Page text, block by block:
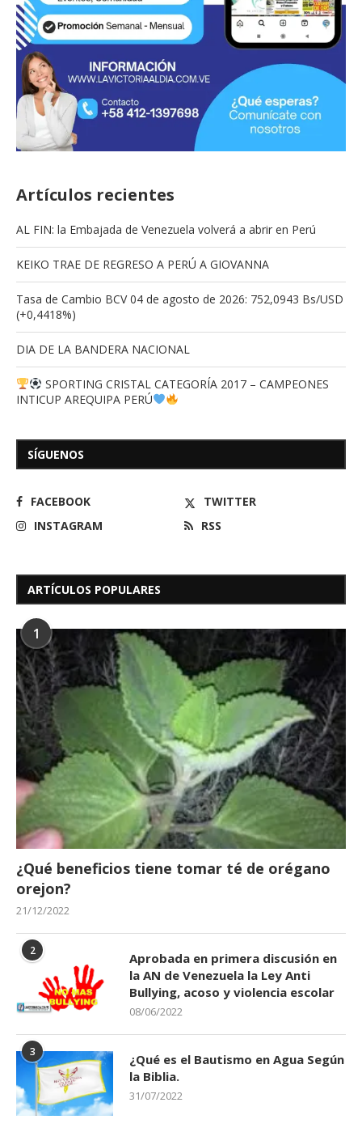
Artículos recientes
AL FIN: la Embajada de Venezuela volverá a abrir en Perú
KEIKO TRAE DE REGRESO A PERÚ A GIOVANNA
Tasa de Cambio BCV 04 de agosto de 2026: 752,0943 Bs/USD
(+0,4418%)
DIA DE LA BANDERA NACIONAL
SPORTING CRISTAL CATEGORÍA 2017 – CAMPEONES
INTICUP AREQUIPA PERÚ
SÍGUENOS
FACEBOOK
TWITTER
INSTAGRAM
RSS
ARTÍCULOS POPULARES
1
¿Qué beneficios tiene tomar té de orégano
orejon?
21/12/2022
2
Aprobada en primera discusión en
la AN de Venezuela la Ley Anti
Bullying, acoso y violencia escolar
08/06/2022
3
¿Qué es el Bautismo en Agua Según
la Biblia.
31/07/2022